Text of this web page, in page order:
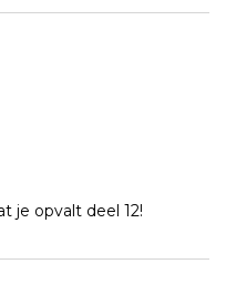
je opvalt deel 12!